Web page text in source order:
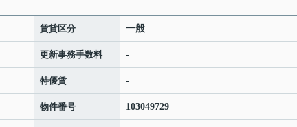
賃貸区分 一般
更新事務手数料 -
特優賃 -
物件番号 103049729